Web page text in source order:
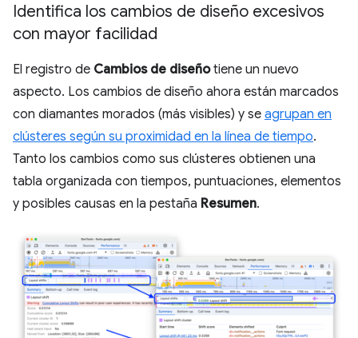
Identifica los cambios de diseño excesivos
con mayor facilidad
El registro de Cambios de diseñotiene un nuevo
aspecto. Los cambios de diseño ahora están marcados
con diamantes morados (más visibles) y se agrupan en
clústeres según su proximidad en la línea de tiempo.
Tanto los cambios como sus clústeres obtienen una
tabla organizada con tiempos, puntuaciones, elementos
y posibles causas en la pestaña Resumen.